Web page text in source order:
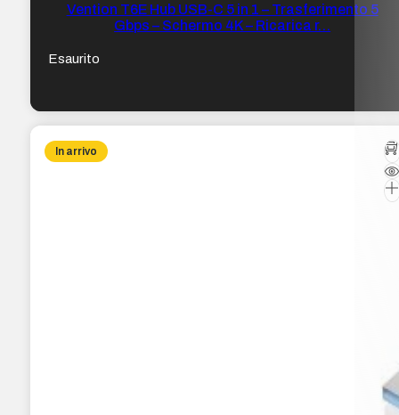
Vention T6E Hub USB-C 5 in 1 – Trasferimento 5
Gbps – Schermo 4K – Ricarica r…
Esaurito
In arrivo